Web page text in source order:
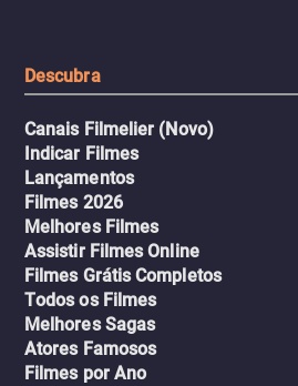
Descubra
Canais Filmelier (Novo)
Indicar Filmes
Lançamentos
Filmes 2026
Melhores Filmes
Assistir Filmes Online
Filmes Grátis Completos
Todos os Filmes
Melhores Sagas
Atores Famosos
Filmes por Ano